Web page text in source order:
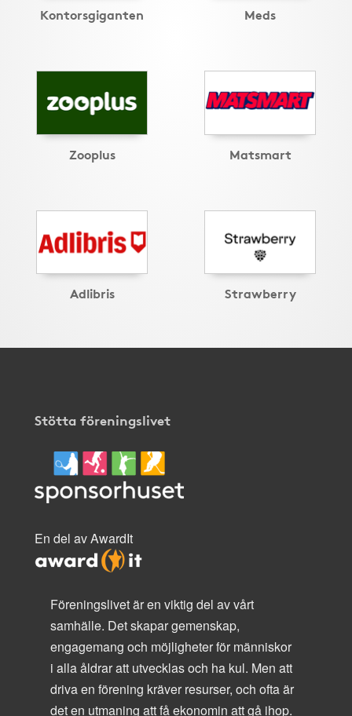
Kontorsgiganten Meds
Zooplus Matsmart
Adlibris Strawberry
Stötta föreningslivet
En del av AwardIt
Föreningslivet är en viktig del av vårt
samhälle. Det skapar gemenskap,
engagemang och möjligheter för människor
i alla åldrar att utvecklas och ha kul. Men att
driva en förening kräver resurser, och ofta är
det en utmaning att få ekonomin att gå ihop.